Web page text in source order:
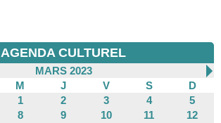
AGENDA CULTUREL
MARS 2023
M J V S
D
1
2 3 4
5
8 9 10 11
12